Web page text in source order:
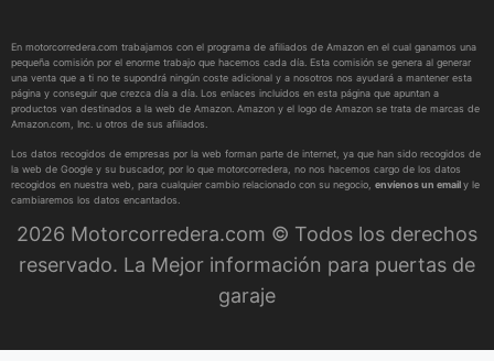
En motorcorredera.com trabajamos con el programa de afiliados de Amazon en el cual ganamos una
pequeña comisión por el enorme trabajo que hacemos cada día. Esta comisión se genera al generar
una venta que a ti no te supondrá ningún coste adicional y a nosotros nos ayudará a mantener esta
página y conseguir que crezca día a día. Los enlaces incluidos en esta página que apuntan a
productos van destinados a la web de Amazon. Amazon y el logo de Amazon se trata de marcas de
Amazon.com, Inc. u otros de sus afiliados.
Los datos recogidos de empresas por la web forman parte de internet, ya que han sido recogidos de
la web de Google y su buscador, por lo que motorcorredera, no nos hacemos cargo de los datos
recogidos en nuestra web, para cualquier cambio relacionado con su negocio, envíenos un emaily le
cambiaremos los datos encantados.
2026 Motorcorredera.com © Todos los derechos
reservado. La Mejor información para puertas de
garaje